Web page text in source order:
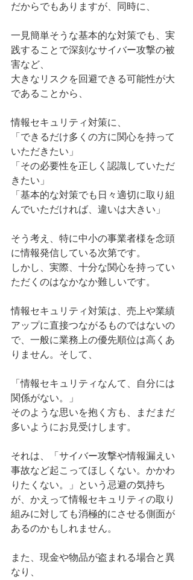
だからでもありますが、同時に、
一見簡単そうな基本的な対策でも、実
践することで深刻なサイバー攻撃の被
害など、
大きなリスクを回避できる可能性が大
であることから、
情報セキュリティ対策に、
「できるだけ多くの方に関心を持って
いただきたい」
「その必要性を正しく認識していただ
きたい」
「基本的な対策でも日々適切に取り組
んでいただければ、違いは大きい」
そう考え、特に中小の事業者様を念頭
に情報発信している次第です。
しかし、実際、十分な関心を持ってい
ただくのはなかなか難しいです。
情報セキュリティ対策は、売上や業績
アップに直接つながるものではないの
で、一般に業務上の優先順位は高くあ
りません。そして、
「情報セキュリティなんて、自分には
関係がない。」
そのような思いを抱く方も、まだまだ
多いようにお見受けします。
それは、「サイバー攻撃や情報漏えい
事故など起こってほしくない。かかわ
りたくない。」という忌避の気持ち
が、かえって情報セキュリティの取り
組みに対しても消極的にさせる側面が
あるのかもしれません。
また、現金や物品が盗まれる場合と異
なり、